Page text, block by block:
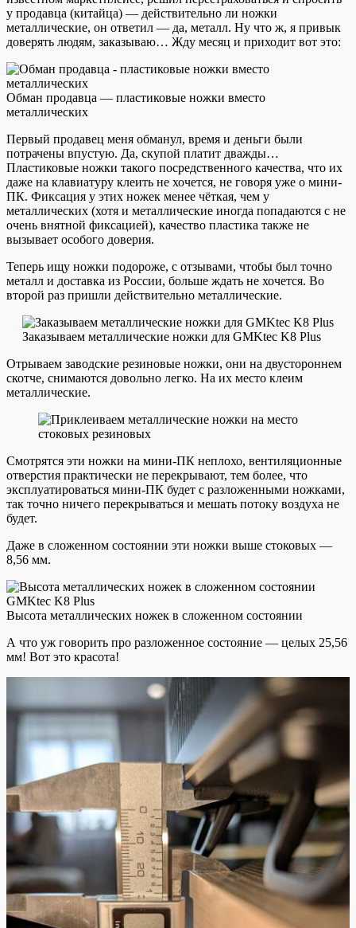
у продавца (китайца) — действительно ли ножки
металлические, он ответил — да, металл. Ну что ж, я привык
доверять людям, заказываю… Жду месяц и приходит вот это:
Обман продавца — пластиковые ножки вместо
металлических
Первый продавец меня обманул, время и деньги были
потрачены впустую. Да, скупой платит дважды…
Пластиковые ножки такого посредственного качества, что их
даже на клавиатуру клеить не хочется, не говоря уже о мини-
ПК. Фиксация у этих ножек менее чёткая, чем у
металлических (хотя и металлические иногда попадаются с не
очень внятной фиксацией), качество пластика также не
вызывает особого доверия.
Теперь ищу ножки подороже, с отзывами, чтобы был точно
металл и доставка из России, больше ждать не хочется. Во
второй раз пришли действительно металлические.
Заказываем металлические ножки для GMKtec K8 Plus
Отрываем заводские резиновые ножки, они на двустороннем
скотче, снимаются довольно легко. На их место клеим
металлические.
Смотрятся эти ножки на мини-ПК неплохо, вентиляционные
отверстия практически не перекрывают, тем более, что
эксплуатироваться мини-ПК будет с разложенными ножками,
так точно ничего перекрываться и мешать потоку воздуха не
будет.
Даже в сложенном состоянии эти ножки выше стоковых —
8,56 мм.
Высота металлических ножек в сложенном состоянии
А что уж говорить про разложенное состояние — целых 25,56
мм! Вот это красота!